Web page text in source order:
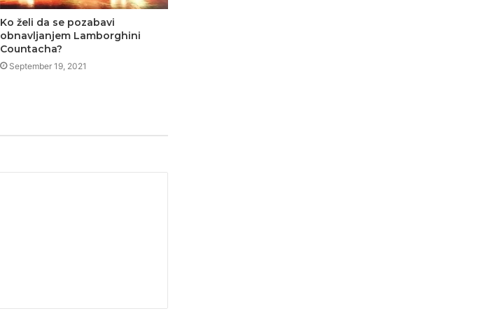
Ko želi da se pozabavi
obnavljanjem Lamborghini
Countacha?
September 19, 2021